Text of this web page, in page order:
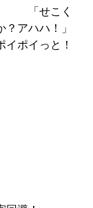
く
アハハ！」
ポイっと！